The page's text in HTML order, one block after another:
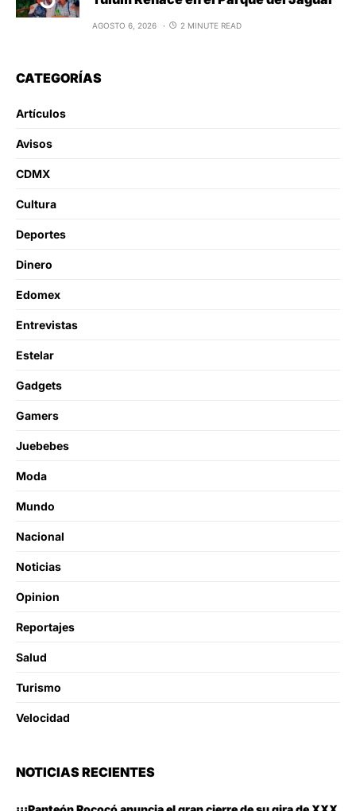
AGOSTO 6, 2026 2 MINUTE READ
CATEGORÍAS
Artículos
Avisos
CDMX
Cultura
Deportes
Dinero
Edomex
Entrevistas
Estelar
Gadgets
Gamers
Juebebes
Moda
Mundo
Nacional
Noticias
Opinion
Reportajes
Salud
Turismo
Velocidad
NOTICIAS RECIENTES